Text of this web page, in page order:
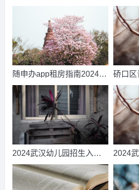
随申办app租房指南202420
24今日/推荐
硚口区
请入住
2024武汉幼儿园招生入园
日程安排表
2024
(招生
更新/